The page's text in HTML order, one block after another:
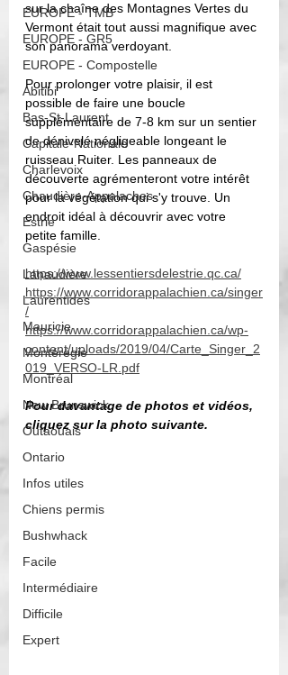
EUROPE - TMB
EUROPE - GR5
EUROPE - Compostelle
Abitibi
Bas-St-Laurent
Capitale-Nationale
Charlevoix
Chaudière-Appalaches
Estrie
Gaspésie
Lanaudière
Laurentides
Mauricie
Montérégie
Montréal
New Brunswick
Outaouais
Ontario
Infos utiles
Chiens permis
Bushwhack
Facile
Intermédiaire
Difficile
Expert
sur la chaîne des Montagnes Vertes du
Vermont était tout aussi magnifique avec
son panorama verdoyant.
Pour prolonger votre plaisir, il est
possible de faire une boucle
supplémentaire de 7-8 km sur un sentier
de dénivelé négligeable longeant le
ruisseau Ruiter. Les panneaux de
découverte agrémenteront votre intérêt
pour la végétation qui s'y trouve. Un
endroit idéal à découvrir avec votre
petite famille.
https://www.lessentiersdelestrie.qc.ca/
https://www.corridorappalachien.ca/singer
/
https://www.corridorappalachien.ca/wp-
content/uploads/2019/04/Carte_Singer_2
019_VERSO-LR.pdf
Pour davantage de photos et vidéos,
cliquez sur la photo suivante.